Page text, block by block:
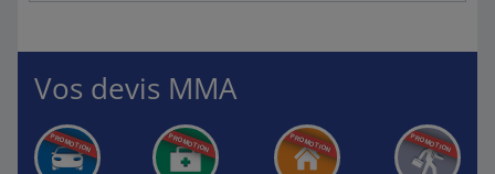
Vos devis MMA